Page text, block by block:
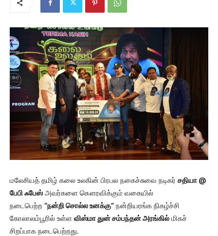
மலேசியத் தமிழ் கலை உலகின் பிரபல நகைச்சுவை நடிகர் சதியா @
பேபி ஃபேஸ் அவர்களை கௌரவிக்கும் வகையில்
நடைபெற்ற “நன்றி சொல்ல உனக்கு” நன்றியரங்க நிகழ்ச்சி
கோலாலம்பூரில் உள்ள விஸ்மா துன் சம்பந்தன் அரங்கில் மிகச்
சிறப்பாக நடைபெற்றது.